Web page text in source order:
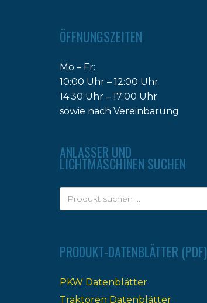
ÖFFNUNGSZEITEN
Mo – Fr:
10:00 Uhr – 12:00 Uhr
14:30 Uhr – 17:00 Uhr
sowie nach Vereinbarung
ANLASSER UND
LICHTMASCHINEN SUCHEN
PRODUKT-DATENBLÄTTER (PDF)
PKW Datenblätter
Traktoren Datenblätter